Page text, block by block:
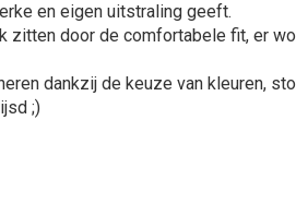
en eigen uitstraling geeft.
zitten door de comfortabele fit, er
dankzij de keuze van kleuren,
;)